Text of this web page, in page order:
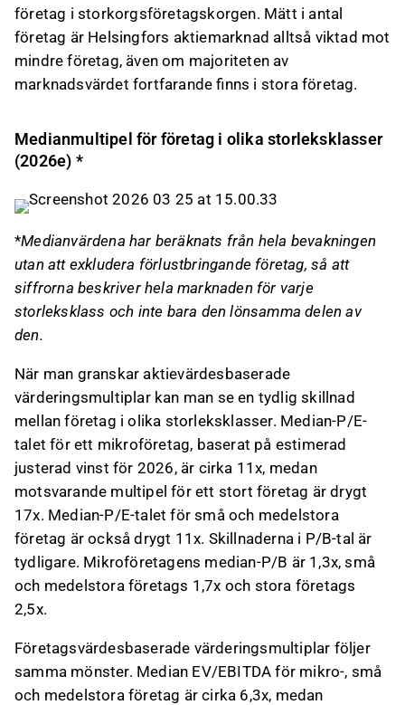
företag i storkorgsföretagskorgen. Mätt i antal
företag är Helsingfors aktiemarknad alltså viktad mot
mindre företag, även om majoriteten av
marknadsvärdet fortfarande finns i stora företag.
Medianmultipel för företag i olika storleksklasser
(2026e) *
*Medianvärdena har beräknats från hela bevakningen
utan att exkludera förlustbringande företag, så att
siffrorna beskriver hela marknaden för varje
storleksklass och inte bara den lönsamma delen av
den.
När man granskar aktievärdesbaserade
värderingsmultiplar kan man se en tydlig skillnad
mellan företag i olika storleksklasser. Median-P/E-
talet för ett mikroföretag, baserat på estimerad
justerad vinst för 2026, är cirka 11x, medan
motsvarande multipel för ett stort företag är drygt
17x. Median-P/E-talet för små och medelstora
företag är också drygt 11x. Skillnaderna i P/B-tal är
tydligare. Mikroföretagens median-P/B är 1,3x, små
och medelstora företags 1,7x och stora företags
2,5x.
Företagsvärdesbaserade värderingsmultiplar följer
samma mönster. Median EV/EBITDA för mikro-, små
och medelstora företag är cirka 6,3x, medan